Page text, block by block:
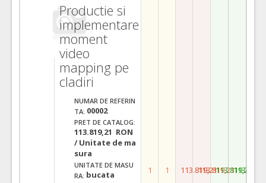
Productie si
implementare
moment
video
mapping pe
cladiri
NUMAR DE REFERIN
TA: 00002
PRET DE CATALOG:
113.819,21 RON
/ Unitate de ma
sura
UNITATE DE MASU
RA: bucata 1 1 113.819,21
113.819,21
113.819,21